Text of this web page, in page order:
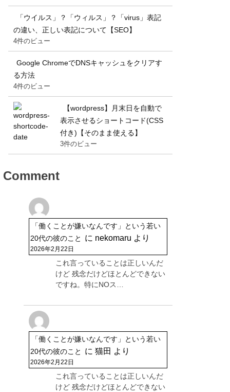
「ウイルス」？「ウィルス」？「virus」表記
の違い、正しい表記について【SEO】
4件のビュー
Google ChromeでDNSキャッシュをクリアす
る方法
4件のビュー
【wordpress】月末日を自動で
表示させるショートコード(CSS
付き)【そのまま使える】
3件のビュー
Comment
「働くことが嫌いなんです」という若い
20代の彼のこと
に nekomaru より
2026年2月22日
これ言っていることは正しいんだ
けど 残念だけどほとんどできない
ですね。特にNOス…
「働くことが嫌いなんです」という若い
20代の彼のこと
に 猫田 より
2026年2月22日
これ言っていることは正しいんだ
けど 残念だけどほとんどできない